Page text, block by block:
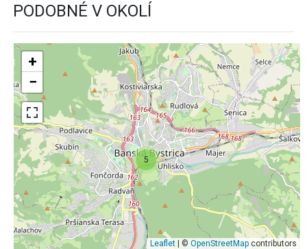
PODOBNÉ V OKOLÍ
5
+
−
Leaflet | © OpenStreetMap contributors